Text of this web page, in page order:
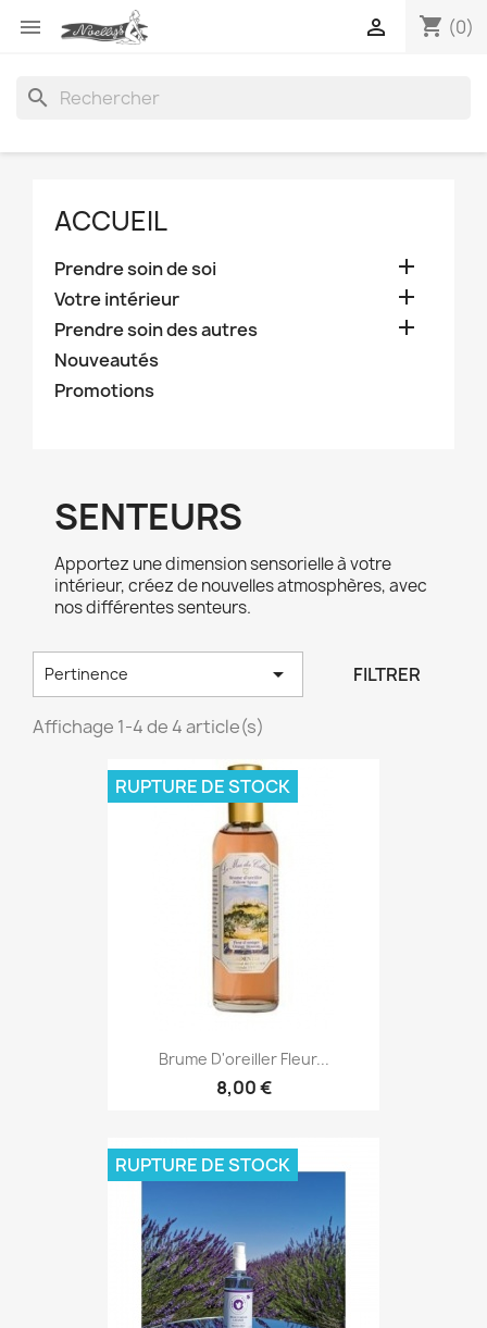
 shopping_cart (0)

search
ACCUEIL
Prendre soin de soi 
Votre intérieur 
Prendre soin des autres 
Nouveautés
Promotions
SENTEURS
Apportez une dimension sensorielle à votre
intérieur, créez de nouvelles atmosphères, avec
nos différentes senteurs.
Pertinence  FILTRER
Affichage 1-4 de 4 article(s)
Brume D'oreiller Fleur...
8,00 €
RUPTURE DE STOCK
RUPTURE DE STOCK